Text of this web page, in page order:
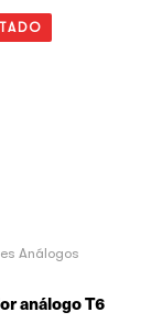
Análogos
análogo T6